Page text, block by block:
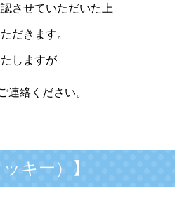
させていただいた上
だきます。
しますが
連絡ください。
キー）】